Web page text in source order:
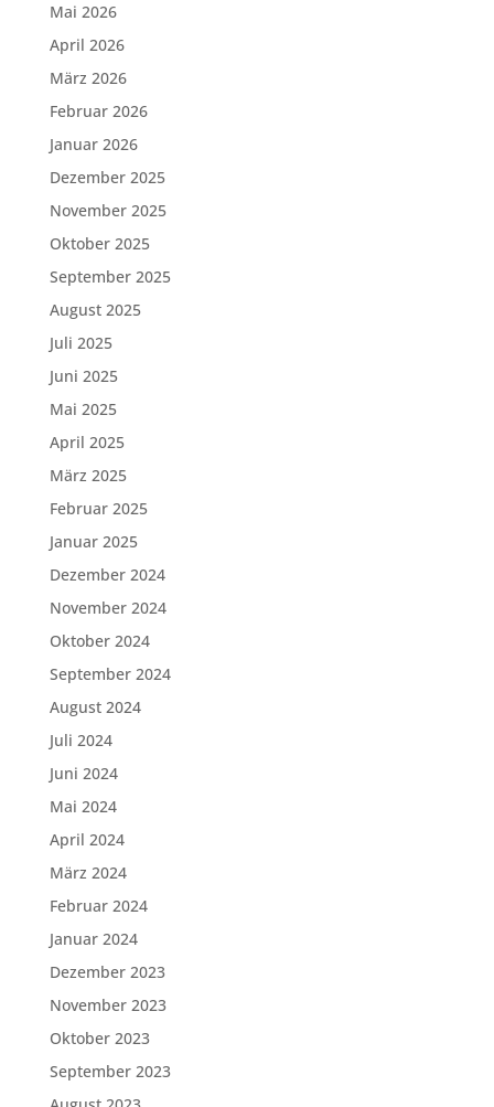
Mai 2026
April 2026
März 2026
Februar 2026
Januar 2026
Dezember 2025
November 2025
Oktober 2025
September 2025
August 2025
Juli 2025
Juni 2025
Mai 2025
April 2025
März 2025
Februar 2025
Januar 2025
Dezember 2024
November 2024
Oktober 2024
September 2024
August 2024
Juli 2024
Juni 2024
Mai 2024
April 2024
März 2024
Februar 2024
Januar 2024
Dezember 2023
November 2023
Oktober 2023
September 2023